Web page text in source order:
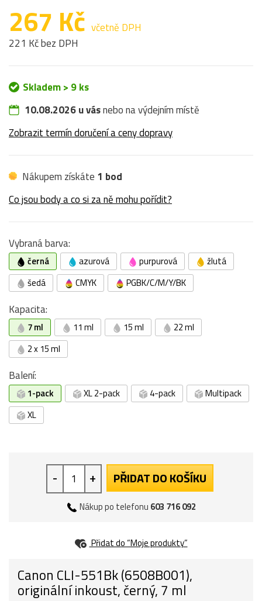
267 Kč včetně DPH
221 Kč bez DPH
Skladem > 9 ks
10.08.2026 u vásnebo na výdejním místě
Zobrazit termín doručení a ceny dopravy
Nákupem získáte 1 bod
Co jsou body a co si za ně mohu pořídit?
Vybraná barva:
černá azurová purpurová
žlutá
šedá
CMYK PGBK/C/M/Y/BK
Kapacita:
7 ml 11 ml 15 ml
22 ml
2 x 15 ml
Balení:
1-pack XL 2-pack 4-pack
Multipack
XL
- + PŘIDAT DO KOŠÍKU
Nákup po telefonu 603 716 092
Přidat do “Moje produkty”
Canon CLI-551Bk (6508B001),
originální inkoust, černý, 7 ml